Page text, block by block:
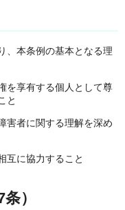
、本条例の基本となる理
を享有する個人として尊
と
害者に関する理解を深め
互に協力すること
）